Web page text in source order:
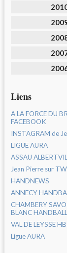
Liens
A LA FORCE DU
FACEBOOK
INSTAGRAM de
LIGUE AURA
ASSAU
Jean Pierre sur
HANDNEWS
ANNECY
CHAMBERY
BLANC HANDBALL
VAL DE LEYSSE HB
Ligue AURA